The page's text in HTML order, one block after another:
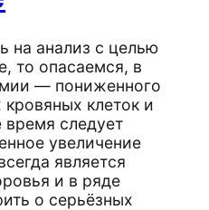
на анализ с целью
то опасаемся, в
— пониженного
клеток и
время следует
увеличение
является
и в ряде
о серьёзных